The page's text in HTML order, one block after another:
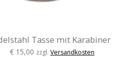
Tasse mit Karabiner
€ 15,00 zzgl. Versandkosten